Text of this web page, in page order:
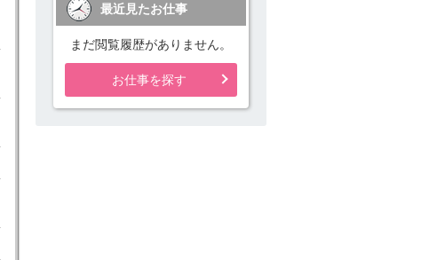
最近見たお仕事
まだ閲覧履歴がありません。
お仕事を探す